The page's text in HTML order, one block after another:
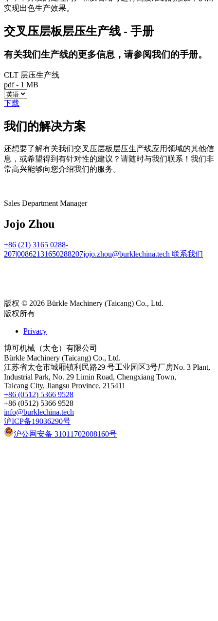
实现出色生产效果。
交叉压层板层压生产线 - 手册
有关我们生产线的更多信息，请参阅我们的手册。
CLT 层压生产线
pdf- 1 MB
下载
我们的解决方案
还想要了解有关我们交叉压层板层压生产线应用领域的其他信
息，或希望得到有针对性的建议？请随时与我们联系！我们非
常高兴能够向您介绍我们的服务。
Sales Department Manager
Jojo Zhou
+86 (21) 3165 0288-
207|00862131650288207jojo.zhou@burklechina.tech 联系我们
版权 © 2026 Bürkle Machinery (Taicang) Co., Ltd.
版权所有
Privacy
博可机械（太仓）有限公司
Bürkle Machinery (Taicang) Co., Ltd.
江苏省太仓市城厢镇利民路29 号工业园区3号厂房No. 3 Plant,
Industrial Park, No. 29 Limin Road, Chengxiang Town,
Taicang City, Jiangsu Province, 215411
+86 (0512) 5366 9528
+86 (0512) 5366 9528
info@burklechina.tech
沪ICP备19036290号
沪公网安备 31011702008160号